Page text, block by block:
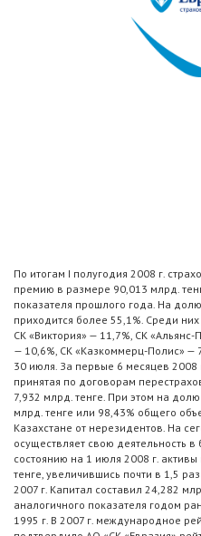
По итогам I полугодия 2008 г.
премию в размере 90,013 млрд.
показателя прошлого года. На
приходится более 55,1%. Среди
СК «Виктория» — 11,7%, СК
— 10,6%, СК «Казкоммерц-Полис» —
30 июля. За первые 6 месяцев 2008
принятая по договорам
7,932 млрд. тенге. При этом на
млрд. тенге или 98,43% общего
Казахстане от нерезидентов. На
осуществляет свою деятельность
состоянию на 1 июля 2008 г.
тенге, увеличившись почти в 1,5
2007 г. Капитал составил 24,282
аналогичного показателя годом
1995 г. В 2007 г. международное